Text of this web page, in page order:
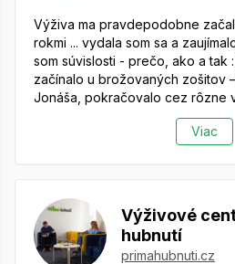
Výživa ma pravdepodobne
rokmi ... vydala som sa a
som súvislosti - prečo, ako a tak
začínalo u brožovaných zošitov
Jonáša, pokračovalo cez rôzne
Viac
Výživové
hubnutí
primahubnuti.cz